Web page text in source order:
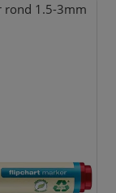
rond 1.5-3mm